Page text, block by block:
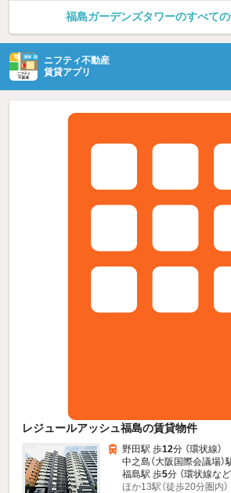
福島ガーデンズタワーのすべて
ニフティ不動産
賃貸アプリ
レジュールアッシュ福島の賃貸物件
野田駅 歩12分 （環状線）
中之島（大阪国際会議場）
福島駅 歩5分 （環状線など
ほか13駅（徒歩20分圏内）